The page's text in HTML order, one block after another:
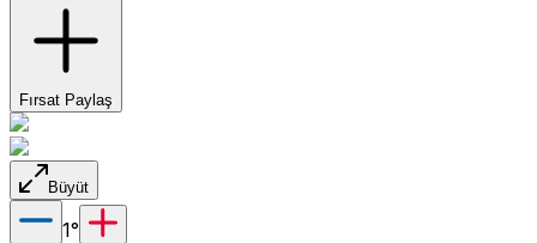
Fırsat Paylaş
Büyüt
1°